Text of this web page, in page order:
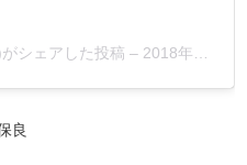
シェアした投稿 – 2018年10月月9日午前5時58分PDT
良